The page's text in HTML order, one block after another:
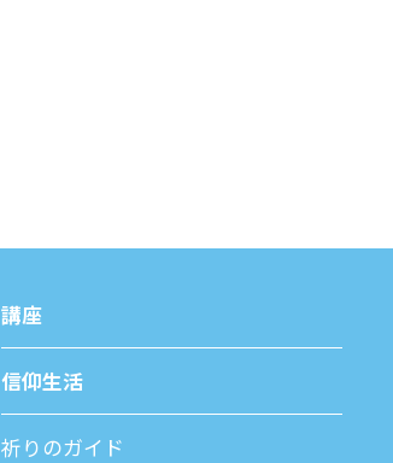
講座
信仰⽣活
祈りのガイド